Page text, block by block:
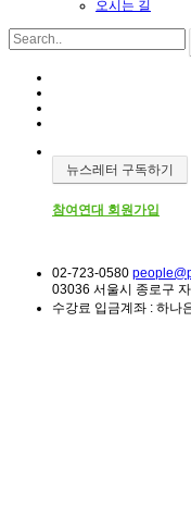
오시는 길
뉴스레터 구독하기
참여연대 회원가입
02-723-0580
03036 서울시 종로구
수강료 입금계좌 : 하나